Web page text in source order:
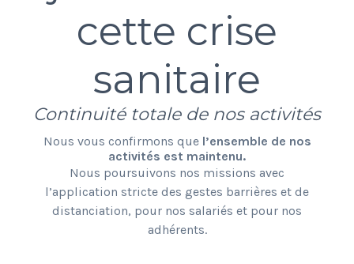
cette crise
sanitaire
Continuité totale de nos activités
Nous vous confirmons que l’ensemble de nos
activités est maintenu.
Nous poursuivons nos missions avec
l’application stricte des gestes barrières et de
distanciation, pour nos salariés et pour nos
adhérents.